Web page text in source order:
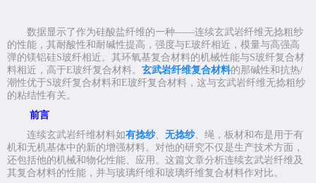
数据显示了作为硅酸盐纤维的一种——连续玄武岩纤维无捻粗纱
的性能，其耐酸性和耐碱性提高，强度与E玻纤相近，模量与高强高
弹的镁铝硅S玻纤相近。其环氧基复合材料的机械性能与S玻纤复合材
料相近，高于E玻纤复合材料。 玄武岩纤维复合材料的那碱性和抗热/
潮性优于S玻纤复合材料和E玻纤复合材料，这与玄武岩纤维无捻粗纱
的粘结性有关。
前言
连续玄武岩纤维材料如有捻纱、 无捻纱、绳，板材和布是用于有
机和无机基体中的新的增强材料。对他的研究不仅是生产技术方面，
还包括他的机械和物化性能、应用。这篇文章分析连续玄武岩纤维及
其复合材料的性能，并与玻璃纤维和玻璃纤维复合材料作对比。